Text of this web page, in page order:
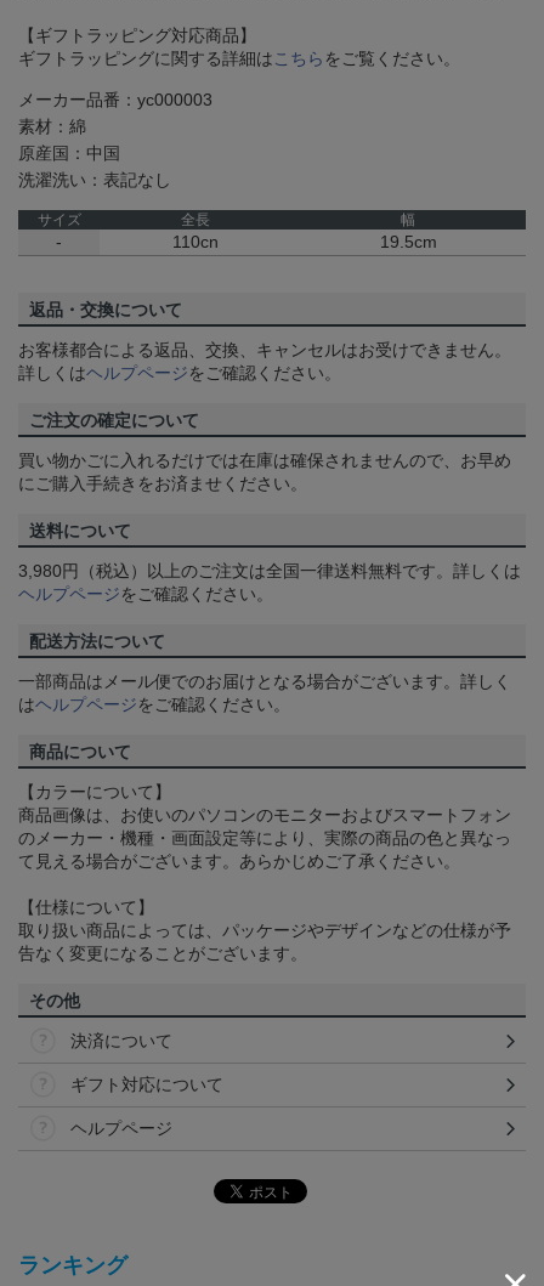
【ギフトラッピング対応商品】
ギフトラッピングに関する詳細は こちら をご覧ください。
メーカー品番：yc000003
素材：綿
原産国：中国
洗濯洗い：表記なし
サイズ 全長 幅
- 110cn 19.5cm
返品・交換について
お客様都合による返品、交換、キャンセルはお受けできません。
詳しくはヘルプページをご確認ください。
ご注文の確定について
買い物かごに入れるだけでは在庫は確保されませんので、お早め
にご購入手続きをお済ませください。
送料について
3,980円（税込）以上のご注文は全国一律送料無料です。詳しくは
ヘルプページをご確認ください。
配送方法について
一部商品はメール便でのお届けとなる場合がございます。詳しく
はヘルプページをご確認ください。
商品について
【カラーについて】
商品画像は、お使いのパソコンのモニターおよびスマートフォン
のメーカー・機種・画面設定等により、実際の商品の色と異なっ
て見える場合がございます。あらかじめご了承ください。
【仕様について】
取り扱い商品によっては、パッケージやデザインなどの仕様が予
告なく変更になることがございます。
その他
決済について
ギフト対応について
ヘルプページ
ランキング